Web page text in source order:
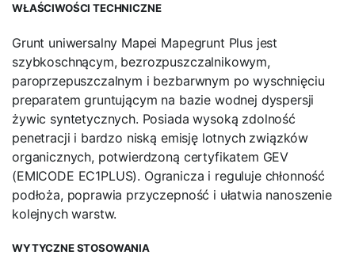
WŁAŚCIWOŚCI TECHNICZNE
Grunt uniwersalny Mapei Mapegrunt Plus jest
szybkoschnącym, bezrozpuszczalnikowym,
paroprzepuszczalnym i bezbarwnym po wyschnięciu
preparatem gruntującym na bazie wodnej dyspersji
żywic syntetycznych. Posiada wysoką zdolność
penetracji i bardzo niską emisję lotnych związków
organicznych, potwierdzoną certyfikatem GEV
(EMICODE EC1PLUS). Ogranicza i reguluje chłonność
podłoża, poprawia przyczepność i ułatwia nanoszenie
kolejnych warstw.
WYTYCZNE STOSOWANIA